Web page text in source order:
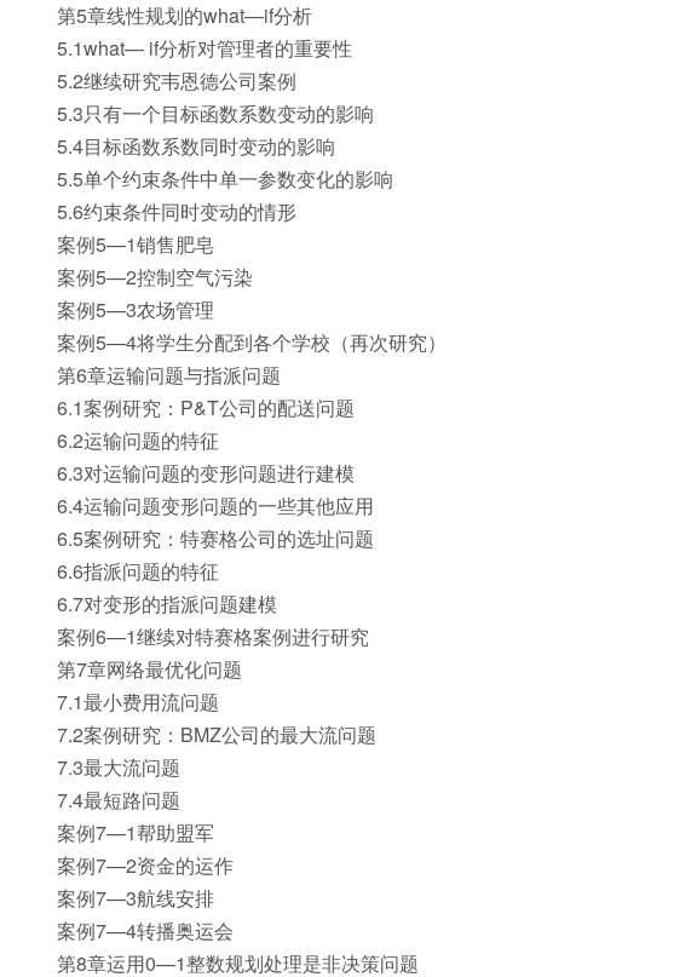
第5章线性规划的what—if分析
5.1what— if分析对管理者的重要性
5.2继续研究韦恩德公司案例
5.3只有一个目标函数系数变动的影响
5.4目标函数系数同时变动的影响
5.5单个约束条件中单一参数变化的影响
5.6约束条件同时变动的情形
案例5—1销售肥皂
案例5—2控制空气污染
案例5—3农场管理
案例5—4将学生分配到各个学校（再次研究）
第6章运输问题与指派问题
6.1案例研究：P&T公司的配送问题
6.2运输问题的特征
6.3对运输问题的变形问题进行建模
6.4运输问题变形问题的一些其他应用
6.5案例研究：特赛格公司的选址问题
6.6指派问题的特征
6.7对变形的指派问题建模
案例6—1继续对特赛格案例进行研究
第7章网络最优化问题
7.1最小费用流问题
7.2案例研究：BMZ公司的最大流问题
7.3最大流问题
7.4最短路问题
案例7—1帮助盟军
案例7—2资金的运作
案例7—3航线安排
案例7—4转播奥运会
第8章运用0—1整数规划处理是非决策问题